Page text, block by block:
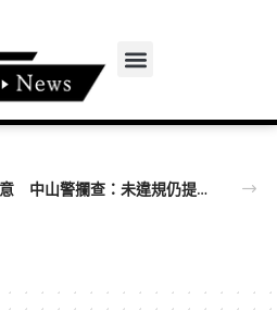
騎電輔車嘴咬鋁箔包引警注意 中山警攔查：未違規仍提醒專心騎乘